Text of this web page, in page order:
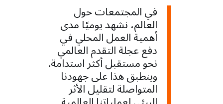
في المجتمعات حول
العالم، نشهد يوميًا مدى
أهمية العمل المحلي في
دفع عجلة التقدم العالمي
نحو مستقبل أكثر استدامة.
وينطبق هذا على جهودنا
المتواصلة لتقليل الأثر